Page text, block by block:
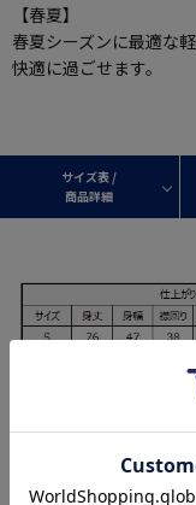
【春夏】
春夏シーズンに最適な
快適に過ごせます。
サイズ表 /
商品詳細